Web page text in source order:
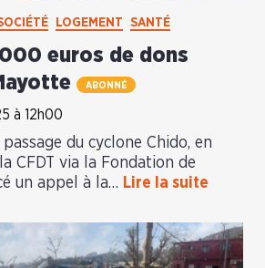
LOGEMENT SANTÉ
euros de dons
ABONNÉ
à 12h00
du cyclone Chido, en
CFDT via la Fondation de
un appel à la… Lire la suite